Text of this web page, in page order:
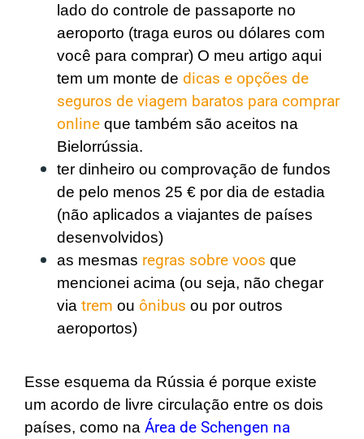
lado do controle de passaporte no
aeroporto (traga euros ou dólares com
você para comprar) O meu artigo aqui
tem um monte de dicas e opções de
seguros de viagem baratos para comprar
online que também são aceitos na
Bielorrússia.
ter dinheiro ou comprovação de fundos
de pelo menos 25 € por dia de estadia
(não aplicados a viajantes de países
desenvolvidos)
as mesmas regras sobre voos que
mencionei acima (ou seja, não chegar
via trem ou ônibus ou por outros
aeroportos)
Esse esquema da Rússia é porque existe
um acordo de livre circulação entre os dois
países, como na Área de Schengen na